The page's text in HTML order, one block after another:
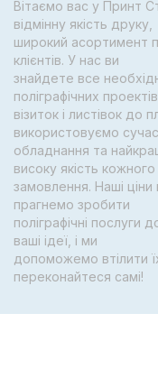
Вітаємо вас у Принт
відмінну якість друку,
широкий асортимент
клієнтів. У нас ви
знайдете все
поліграфічних
візиток і листівок до
використовуємо
обладнання та
високу якість кожного
замовлення. Наші
прагнемо зробити
поліграфічні послуги
ваші ідеї, і ми
допоможемо втілити
переконайтеся самі!